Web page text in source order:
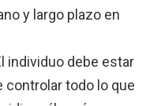
y largo plazo en
individuo debe estar
controlar todo lo que